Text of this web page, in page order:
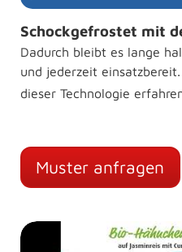
Schockgefrostet mit
Dadurch bleibt es lange
und jederzeit
dieser Technologie
Muster anfragen